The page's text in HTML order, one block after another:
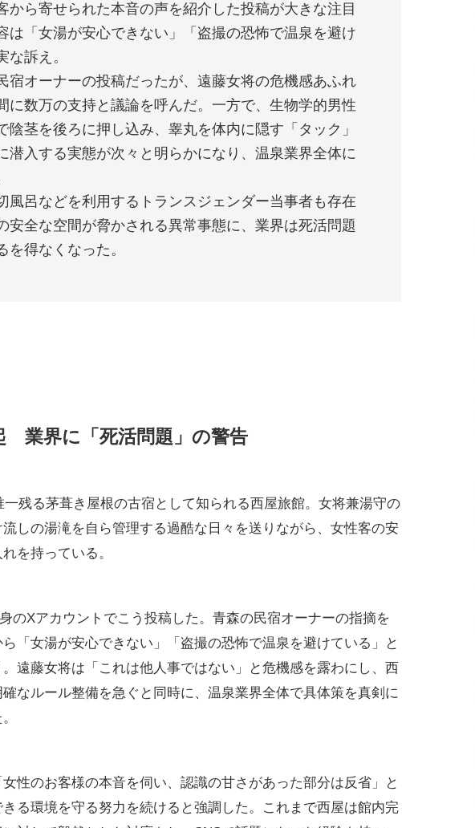
から寄せられた本音の声を紹介した投稿が大きな注目
は「女湯が安心できない」「盗撮の恐怖で温泉を避け
な訴え。
宿オーナーの投稿だったが、遠藤女将の危機感あふれ
に数万の支持と議論を呼んだ。一方で、生物学的男性
陰茎を後ろに押し込み、睾丸を体内に隠す「タック」
潜入する実態が次々と明らかになり、温泉業界全体に
風呂などを利用するトランスジェンダー当事者も存在
安全な空間が脅かされる異常事態に、業界は死活問題
を得なくなった。
業界に「死活問題」の警告
一残る茅葺き屋根の古宿として知られる西屋旅館。女将兼湯守の
を持っている。